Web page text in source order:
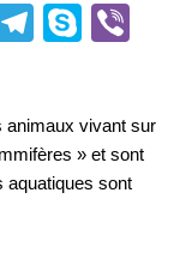
M
T
gr
a
S
e
animaux vivant sur
» et sont
aquatiques sont